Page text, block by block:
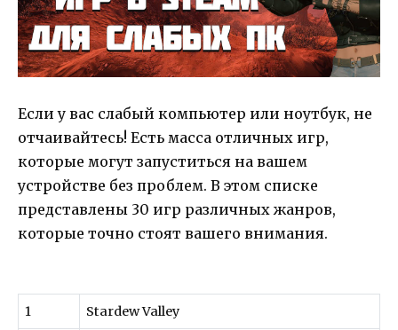
Если у вас слабый компьютер или ноутбук, не
отчаивайтесь! Есть масса отличных игр,
которые могут запуститься на вашем
устройстве без проблем. В этом списке
представлены 30 игр различных жанров,
которые точно стоят вашего внимания.
1 Stardew Valley